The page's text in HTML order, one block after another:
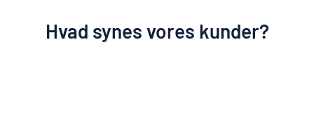
Hvad synes vores kunder?